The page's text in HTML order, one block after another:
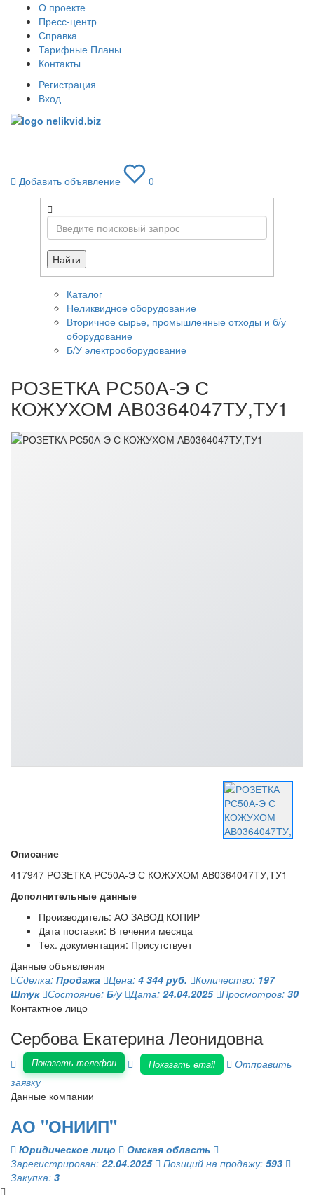
О проекте
Пресс-центр
Справка
Тарифные Планы
Контакты
Регистрация
Вход
Добавить объявление
0
Найти
Каталог
Неликвидное оборудование
Вторичное сырье, промышленные отходы и б/у
оборудование
Б/У электрооборудование
РОЗЕТКА РС50А-Э С
КОЖУХОМ АВ0364047ТУ,ТУ1
Описание
417947 РОЗЕТКА РС50А-Э С КОЖУХОМ АВ0364047ТУ,ТУ1
Дополнительные данные
Производитель: АО ЗАВОД КОПИР
Дата поставки: В течении месяца
Тех. документация: Присутствует
Данные объявления
Сделка: Продажа Цена: 4 344 руб. Количество: 197
Штук Состояние: Б/у Дата: 24.04.2025 Просмотров: 30
Контактное лицо
Сербова Екатерина Леонидовна
Показать телефон Показать email
Отправить
заявку
Данные компании
АО "ОНИИП"
Юридическое лицо
Омская область
Зарегистрирован: 22.04.2025 Позиций на продажу: 593
Закупка: 3